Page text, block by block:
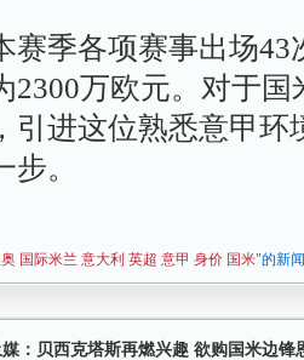
季各项赛事出场43
2300万欧元。对于
引进这位熟悉意甲环
。
国际米兰 意大利 英超 意甲 身价 国米"的新闻
：贝西克塔斯再燃兴趣 欲购国米边锋